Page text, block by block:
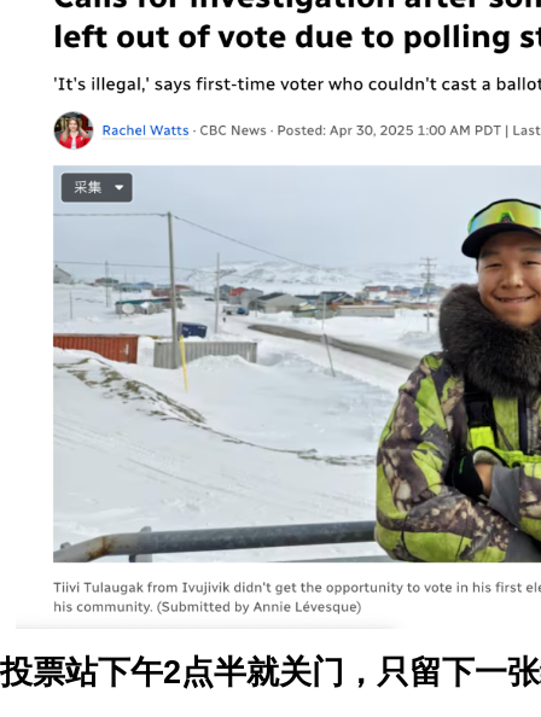
投票站下午2点半就关门，只留下一